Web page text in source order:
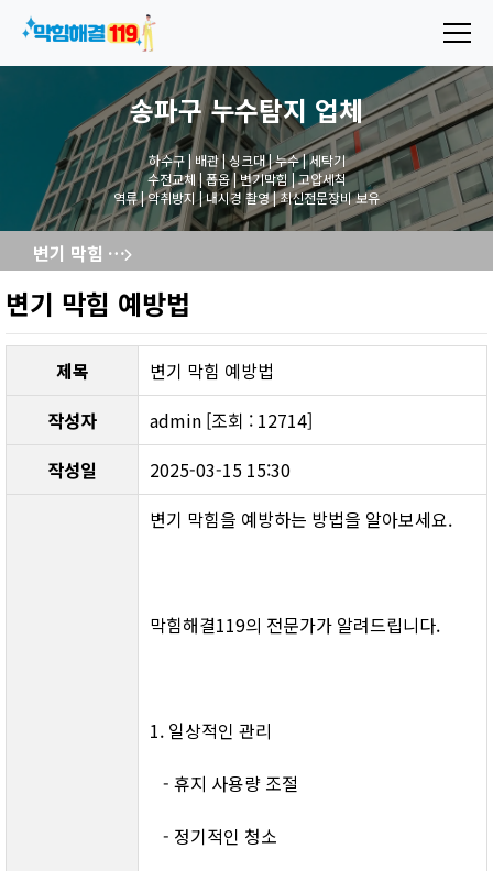
송파구 누수탐지 업체
하수구 | 배관 | 싱크대 | 누수 | 세탁기
수전교체 | 폽옵 | 변기막힘 | 고압세척
역류 | 악취방지 | 내시경 촬영 | 최신전문장비 보유
변기 막힘 예방법
변기 막힘 예방법
제목
변기 막힘 예방법
작성자
admin [조회 : 12714]
작성일
2025-03-15 15:30
변기 막힘을 예방하는 방법을 알아보세요.
막힘해결119의 전문가가 알려드립니다.
1. 일상적인 관리
   - 휴지 사용량 조절
   - 정기적인 청소